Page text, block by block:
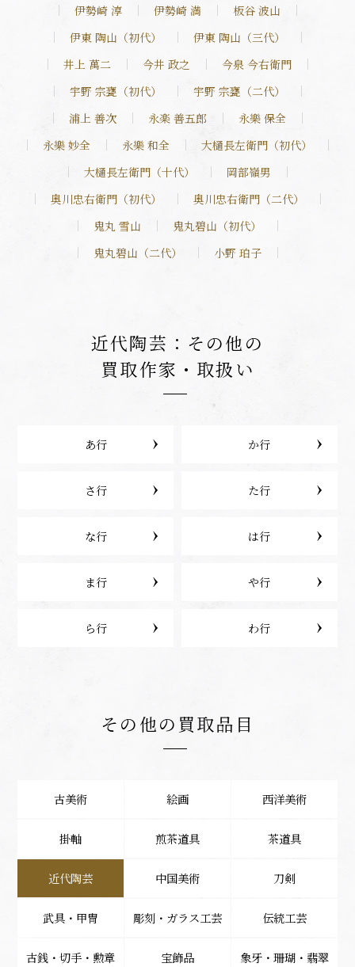
伊勢崎 淳 伊勢崎 満
板谷 波山
伊東 陶山（初代）
伊東 陶山（三代）
井上 萬二
今井 政之
今泉 今右衛門
宇野 宗甕（初代）
宇野 宗甕（二代）
浦上 善次
永楽 善五郎
永樂 保全
永樂 妙全
永樂 和全
大樋長左衛門（初代）
大樋長左衛門（十代）
岡部嶺男
奥川忠右衛門（初代）
奥川忠右衛門（二代）
鬼丸 雪山
鬼丸碧山（初代）
鬼丸碧山（二代）
小野 珀子
近代陶芸：その他の
買取作家・取扱い
あ行 か行
さ行 た行
な行 は行
ま行 や行
ら行 わ行
その他の買取品目
古美術 絵画 西洋美術
掛軸 煎茶道具 茶道具
近代陶芸 中国美術 刀剣
武具・甲冑 彫刻・ガラス工芸 伝統工芸
古銭・切手・勲章 宝飾品 象牙・珊瑚・翡翠